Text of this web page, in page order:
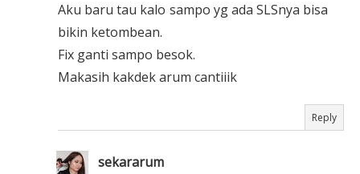
Aku baru tau kalo sampo yg ada SLSnya bisa
bikin ketombean.
Fix ganti sampo besok.
Makasih kakdek arum cantiiik
Reply
sekararum